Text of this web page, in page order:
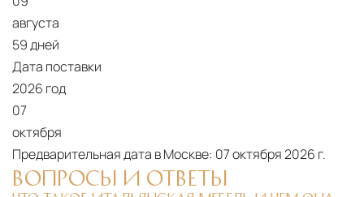
Дубай, ОАЭ
Ближнего Востока и Азии
Кипр
Лондон, Великобритания
логистический хаб для европейского рынка
США— центр доставки для
августа
59 дней
Дата поставки
2026 год
07
октября
Предварительная дата в Москве: 07 октября 2026 г.
ВОПРОСЫ И ОТВЕТЫ